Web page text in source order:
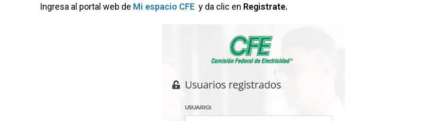
Ingresa al portal web de Mi espacio CFE y da clic en Registrate.